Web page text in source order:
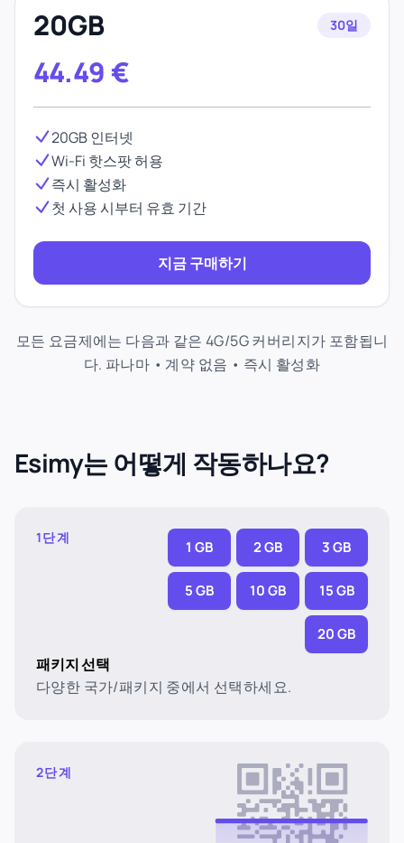
20GB 30일
44.49 €
20GB 인터넷
Wi-Fi 핫스팟 허용
즉시 활성화
첫 사용 시부터 유효 기간
지금 구매하기
모든 요금제에는 다음과 같은 4G/5G 커버리지가 포함됩니
다. 파나마 • 계약 없음 • 즉시 활성화
Esimy는 어떻게 작동하나요?
1단계
1 GB 2 GB 3 GB
5 GB 10 GB 15 GB
20 GB
패키지 선택
다양한 국가/패키지 중에서 선택하세요.
2단계